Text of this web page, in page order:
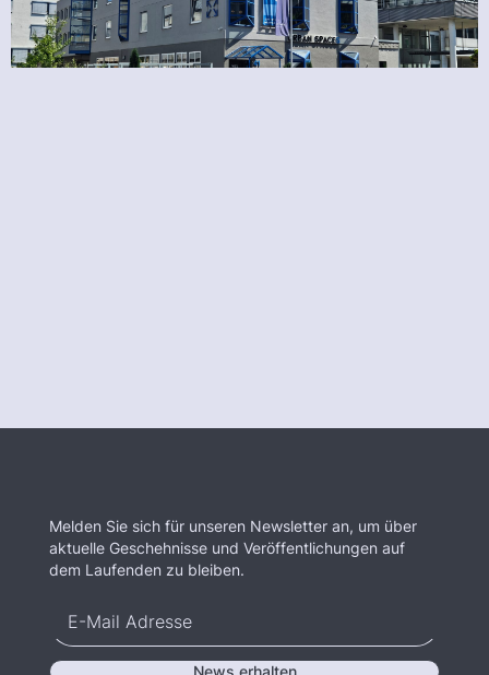
Melden Sie sich für unseren Newsletter an, um über
aktuelle Geschehnisse und Veröffentlichungen auf
dem Laufenden zu bleiben.